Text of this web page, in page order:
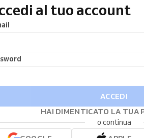
al tuo account
ACCEDI
HAI DIMENTICATO LA TUA
o continua